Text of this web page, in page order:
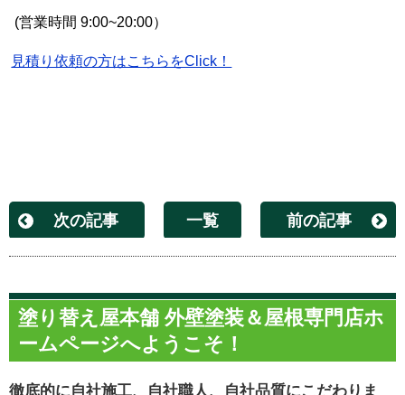
(営業時間 9:00~20:00）
見積り依頼の方はこちらをClick！
次の記事 一覧 前の記事
塗り替え屋本舗 外壁塗装＆屋根専門店ホ
ームページへようこそ！
徹底的に自社施工、自社職人、自社品質にこだわりま